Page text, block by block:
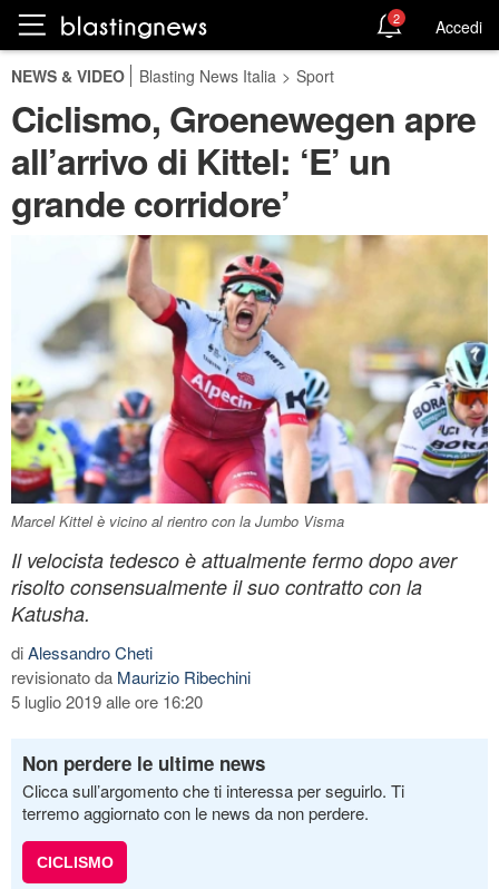
2 Accedi
NEWS & VIDEO Blasting News Italia > Sport
Ciclismo, Groenewegen apre
all’arrivo di Kittel: ‘E’ un
grande corridore’
Marcel Kittel è vicino al rientro con la Jumbo Visma
Il velocista tedesco è attualmente fermo dopo aver
risolto consensualmente il suo contratto con la
Katusha.
diAlessandro Cheti
revisionato da Maurizio Ribechini
5 luglio 2019 alle ore 16:20
Non perdere le ultime news
Clicca sull’argomento che ti interessa per seguirlo. Ti
terremo aggiornato con le news da non perdere.
CICLISMO